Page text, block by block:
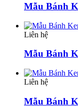
Mẫu Bánh
Liên hệ
Mẫu Bánh
Liên hệ
Mẫu Bánh